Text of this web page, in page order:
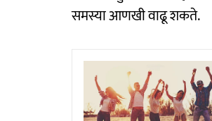
समस्या आणखी वाढू शकते.